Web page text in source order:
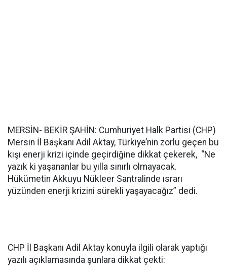
MERSİN- BEKİR ŞAHİN: Cumhuriyet Halk Partisi (CHP)
Mersin İl Başkanı Adil Aktay, Türkiye’nin zorlu geçen bu
kışı enerji krizi içinde geçirdiğine dikkat çekerek, “Ne
yazık ki yaşananlar bu yılla sınırlı olmayacak.
Hükümetin Akkuyu Nükleer Santralinde ısrarı
yüzünden enerji krizini sürekli yaşayacağız” dedi.
CHP İl Başkanı Adil Aktay konuyla ilgili olarak yaptığı
yazılı açıklamasında şunlara dikkat çekti: